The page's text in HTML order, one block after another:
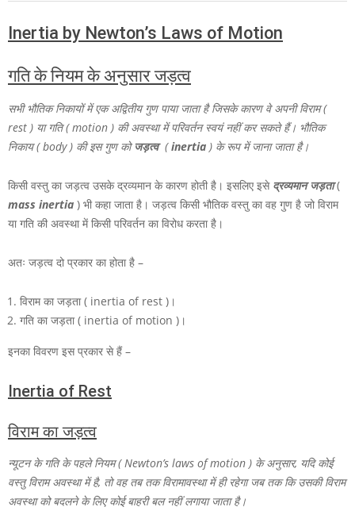
Inertia by Newton’s Laws of Motion
गति के नियम के अनुसार जड़त्व
सभी भौतिक निकायों में एक अद्वितीय गुण पाया जाता है जिसके कारण वे अपनी विराम (
rest ) या गति ( motion ) की अवस्था में परिवर्तन स्वयं नहीं कर सकते हैं। भौतिक
निकाय ( body ) की इस गुण कोजड़त्व (inertia ) के रूप में जाना जाता है।
किसी वस्तु का जड़त्व उसके द्रव्यमान के कारण होती है। इसलिए इसे द्रव्यमान जड़ता(
mass inertia ) भी कहा जाता है। जड़त्व किसी भौतिक वस्तु का वह गुण है जो विराम
या गति की अवस्था में किसी परिवर्तन का विरोध करता है।
अतः जड़त्व दो प्रकार का होता है –
विराम का जड़ता ( inertia of rest )।
गति का जड़ता ( inertia of motion )।
इनका विवरण इस प्रकार से हैं –
Inertia of Rest
विराम काजड़त्व
न्यूटन के गति के पहले नियम ( Newton’s laws of motion ) के अनुसार, यदि कोई
वस्तु विराम अवस्था में है, तो वह तब तक विरामावस्था में ही रहेगा जब तक कि उसकी विराम
अवस्था को बदलने के लिए कोई बाहरी बल नहीं लगाया जाता है।